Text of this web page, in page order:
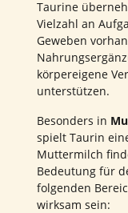
Taurine
Vielzahl an
Geweben
körpereigene
unterstützen.
Besonders in
spielt Taurin
Muttermilch
Bedeutung für
folgenden
wirksam sein: